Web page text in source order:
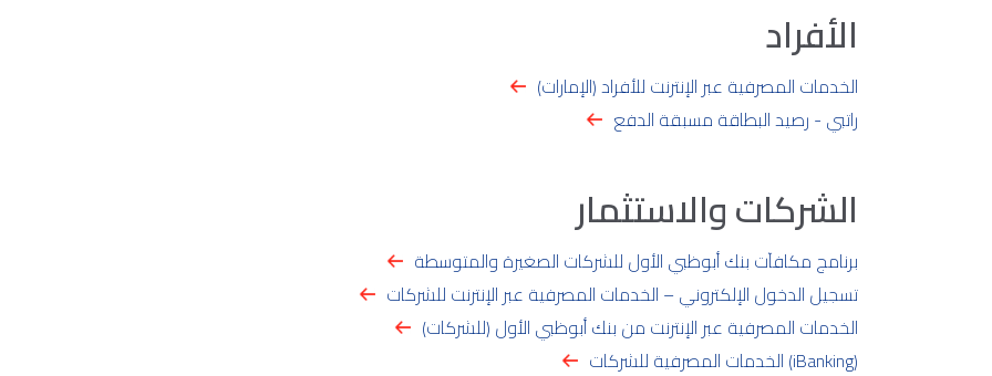
الأفراد
الخدمات المصرفية عبر الإنترنت للأفراد (الإمارات)
راتبي - رصيد البطاقة مسبقة الدفع
الشركات والاستثمار
برنامج مكافآت بنك أبوظبي الأول للشركات الصغيرة والمتوسطة
تسجيل الدخول الإلكتروني – الخدمات المصرفية عبر الإنترنت للشركات
الخدمات المصرفية عبر الإنترنت من بنك أبوظبي الأول (للشركات)
الخدمات المصرفية للشركات (iBanking)